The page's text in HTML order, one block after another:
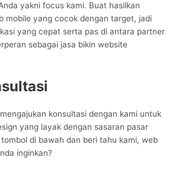
yakni focus kami. Buat hasilkan
mobile yang cocok dengan target, jadi
yang cepat serta pas di antara partner
sebagai jasa bikin website
konsultasi dengan kami untuk
yang layak dengan sasaran pasar
di bawah dan beri tahu kami, web
inginkan?